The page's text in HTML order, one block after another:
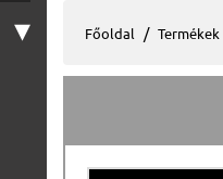
▾ Főoldal Termékek